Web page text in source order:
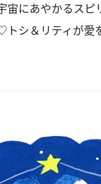
宙にあやかるスピ
シ＆リティが愛